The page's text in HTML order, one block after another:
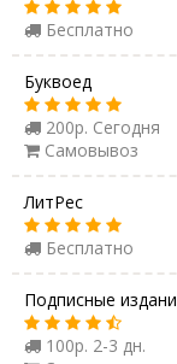
Бесплатно
Буквоед
200р. Сегодня
Самовывоз
ЛитРес
Бесплатно
Подписные
100р. 2-3 дн.